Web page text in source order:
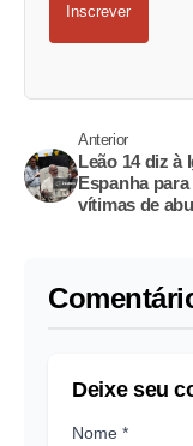
Inscrever
Anterior
Leão 14 diz à
Espanha
vítimas de
Deixe seu
Nome *